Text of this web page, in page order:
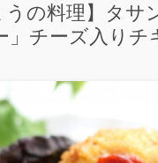
うの料理】タサ
」チーズ入りチ